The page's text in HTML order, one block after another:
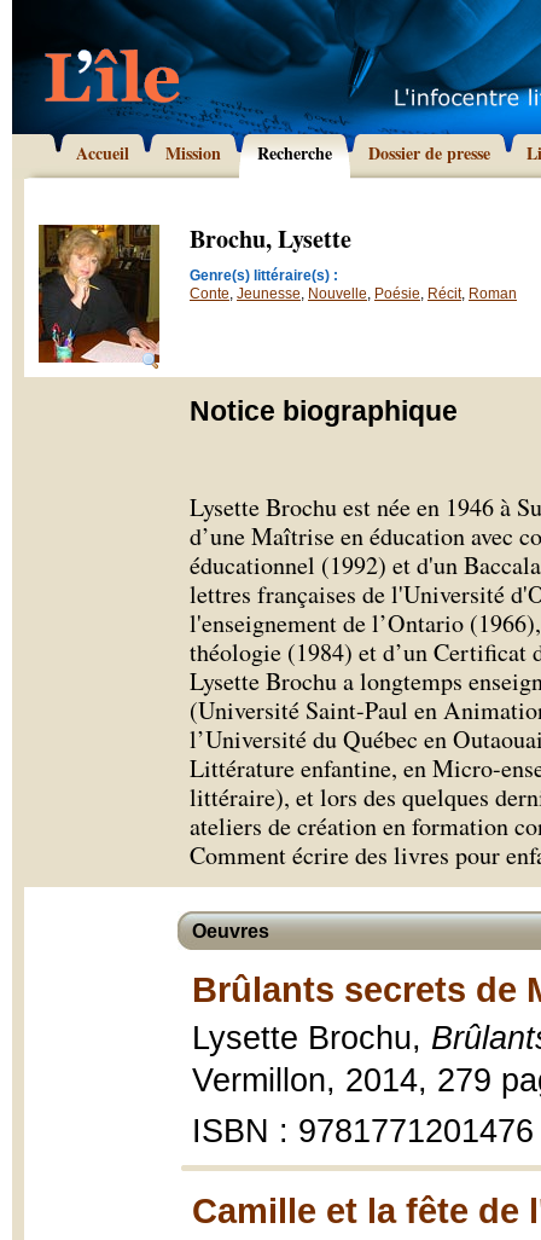
Accueil Mission Recherche Dossier de presse
Brochu, Lysette
Genre(s) littéraire(s) :
Conte, Jeunesse, Nouvelle, Poésie, Récit, Roman
Notice biographique
Lysette Brochu est née en 1946 à
d’une Maîtrise en éducation avec
éducationnel (1992) et d'un
lettres françaises de l'Université
l'enseignement de l’Ontario
théologie (1984) et d’un Certificat
Lysette Brochu a longtemps
(Université Saint-Paul en
l’Université du Québec en
Littérature enfantine, en Micro-
littéraire), et lors des quelques
ateliers de création en formation
Comment écrire des livres pour
Oeuvres
Brûlants secrets de
Lysette Brochu,
Vermillon, 2014, 279
ISBN : 9781771201476
Camille et la fête de